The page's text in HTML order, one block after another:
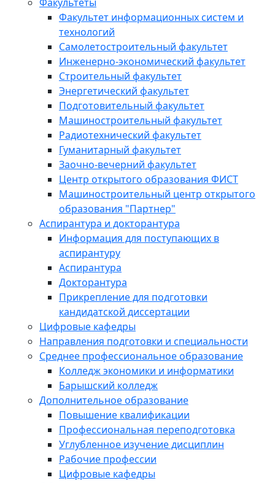
Факультет информационных систем и
технологий
Самолетостроительный факультет
Инженерно-экономический факультет
Строительный факультет
Энергетический факультет
Подготовительный факультет
Машиностроительный факультет
Радиотехнический факультет
Гуманитарный факультет
Заочно-вечерний факультет
Центр открытого образования ФИСТ
Машиностроительный центр открытого
образования "Партнер"
Аспирантура и докторантура
Информация для поступающих в
аспирантуру
Аспирантура
Докторантура
Прикрепление для подготовки
кандидатской диссертации
Цифровые кафедры
Направления подготовки и специальности
Среднее профессиональное образование
Колледж экономики и информатики
Барышский колледж
Дополнительное образование
Повышение квалификации
Профессиональная переподготовка
Углубленное изучение дисциплин
Рабочие профессии
Цифровые кафедры